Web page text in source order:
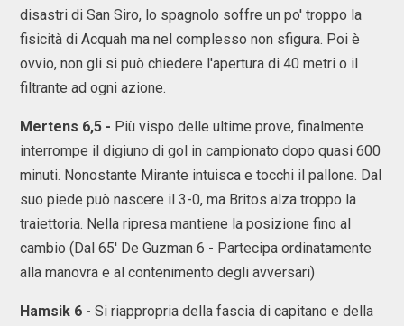
disastri di San Siro, lo spagnolo soffre un po' troppo la
fisicità di Acquah ma nel complesso non sfigura. Poi è
ovvio, non gli si può chiedere l'apertura di 40 metri o il
filtrante ad ogni azione.
Mertens 6,5 - Più vispo delle ultime prove, finalmente
interrompe il digiuno di gol in campionato dopo quasi 600
minuti. Nonostante Mirante intuisca e tocchi il pallone. Dal
suo piede può nascere il 3-0, ma Britos alza troppo la
traiettoria. Nella ripresa mantiene la posizione fino al
cambio (Dal 65' De Guzman 6 - Partecipa ordinatamente
alla manovra e al contenimento degli avversari)
Hamsik 6 - Si riappropria della fascia di capitano e della